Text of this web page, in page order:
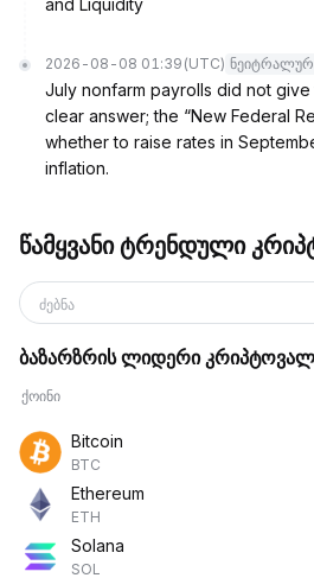
and Liquidity
2026-08-08 01:39 (UTC)
July nonfarm payrolls did not
clear answer; the “New Federal
whether to raise rates in
inflation.
წამყვანი ტრენდული
ძებნა
ბაზარზრის ლიდერი
ქოინი
Bitcoin
BTC
Ethereum
ETH
Solana
SOL